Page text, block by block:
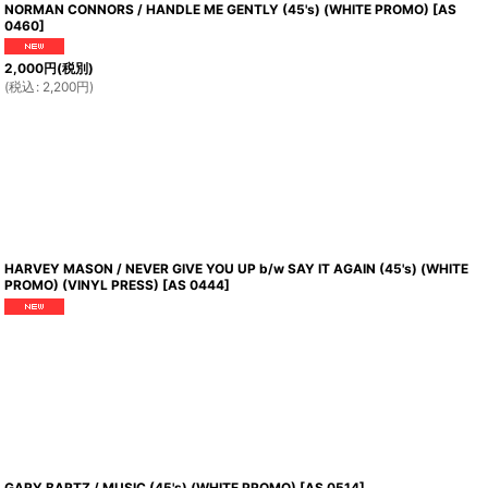
NORMAN CONNORS / HANDLE ME GENTLY (45's) (WHITE PROMO) [AS
0460]
2,000円(税別)
(税込 : 2,200円)
HARVEY MASON / NEVER GIVE YOU UP b/w SAY IT AGAIN (45's) (WHITE
PROMO) (VINYL PRESS) [AS 0444]